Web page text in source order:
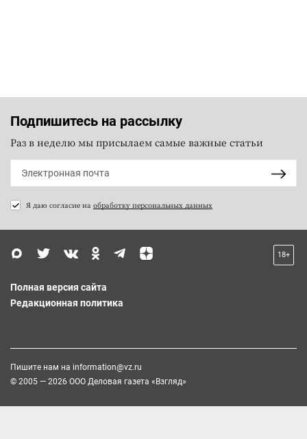
Подпишитесь на рассылку
Раз в неделю мы присылаем самые важные статьи
Я даю согласие на обработку персональных данных
18+
Полная версия сайта
Редакционная политика
Пишите нам на information@vz.ru
© 2005 — 2026 ООО Деловая газета «Взгляд»